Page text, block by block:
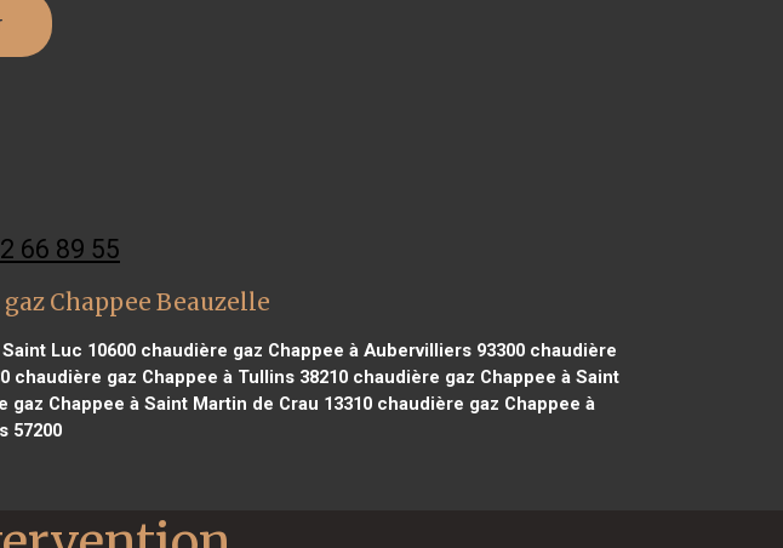
66 89 55
Chappee Beauzelle
Luc 10600 chaudière gaz Chappee à Aubervilliers 93300 chaudière
chaudière gaz Chappee à Tullins 38210chaudière gaz Chappee à Saint
gaz Chappee à Saint Martin de Crau 13310 chaudière gaz Chappee à
57200